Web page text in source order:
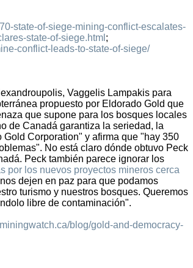
state-of-siege-mining-conflict-escalates-
state-of-siege.html ;
conflict-leads-to-state-of-siege/
Vaggelis Lampakis para
propuesto por Eldorado Gold que
que supone para los bosques locales
de Canadá garantiza la seriedad, la
Corporation" y afirma que "hay 350
No está claro dónde obtuvo Peck
Peck también parece ignorar los
por los nuevos proyectos mineros cerca
dejen en paz para que podamos
turismo y nuestros bosques. Queremos
libre de contaminación".
blog/gold-and-democracy-